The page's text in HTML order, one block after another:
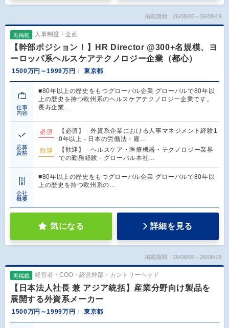
掲載期間：26/08/06～26/08/19
再掲載 人事制度・企画
【幹部ポジション！】HR Director @300+名規模、ヨ
ーロッパ系ヘルスケアテクノロジー企業（都心）
1500万円～1999万円 東京都
仕事
内容
■80年以上の歴史をもつグローバル企業 グローバルで80年以
上の歴史を持つ欧州系のヘルスケアテクノロジー企業です。
長寿企業…
応募
資格
必須
【必須】 - 外資系企業における人事マネジメント経験1
0年以上 - 日本の労働法・雇…
歓迎
【歓迎】 - ヘルスケア・医療機器・テクノロジー業界
での勤務経験 - グローバル本社…
会社
概要
■80年以上の歴史をもつグローバル企業 グローバルで80年以
上の歴史を持つ欧州系の…
気になる 詳細を見る
掲載期間：26/08/06～26/08/19
再掲載 経営者・COO・経営幹部・カントリーヘッド
【日本法人社長 兼 アジア統括】産業分野向け製品を
展開する外資系メーカー
1500万円～1999万円 東京都